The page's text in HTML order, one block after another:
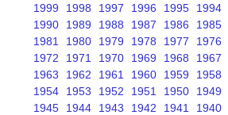
1999
1998 1997 1996 1995 1994
1990
1989 1988 1987 1986 1985
1981
1980 1979 1978 1977 1976
1972
1971 1970 1969 1968 1967
1963
1962 1961 1960 1959 1958
1954
1953 1952 1951 1950 1949
1945
1944 1943 1942 1941 1940